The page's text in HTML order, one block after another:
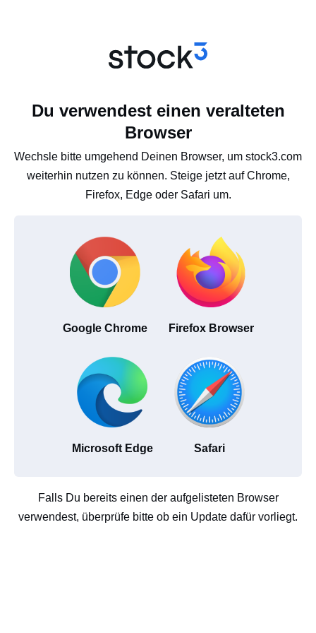
Du verwendest einen veralteten
Browser
Wechsle bitte umgehend Deinen Browser, um stock3.com
weiterhin nutzen zu können. Steige jetzt auf Chrome,
Firefox, Edge oder Safari um.
Google Chrome Firefox Browser
Microsoft Edge Safari
Falls Du bereits einen der aufgelisteten Browser
verwendest, überprüfe bitte ob ein Update dafür vorliegt.